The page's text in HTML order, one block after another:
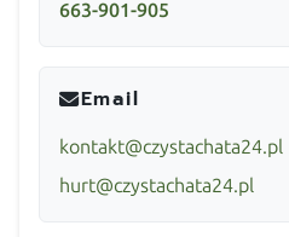
663-901-905
Email
kontakt@czystachata24.pl
hurt@czystachata24.pl